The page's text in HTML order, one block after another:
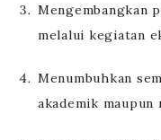
Mengembangkan
melalui kegiatan
Menumbuhkan
akademik maupun